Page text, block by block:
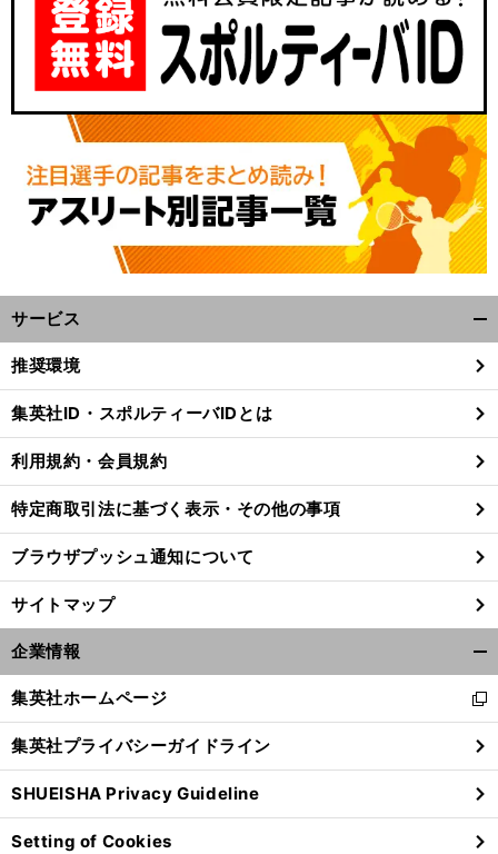
、
。
前
サービス
閉
る
推奨環境
集英社ID・スポルティーバIDとは
利用規約・会員規約
特定商取引法に基づく表示・その他の事項
ブラウザプッシュ通知について
サイトマップ
企業情報
閉
る
集英社ホームページ
新
し
い
ウ
ィ
ン
ド
集英社プライバシーガイドライン
SHUEISHA Privacy Guideline
Setting of Cookies